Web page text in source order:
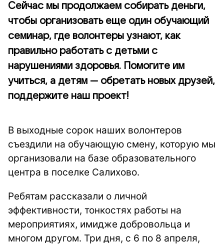
Сейчас мы продолжаем собирать деньги,
чтобы организовать еще один обучающий
семинар, где волонтеры узнают, как
правильно работать с детьми с
нарушениями здоровья. Помогите им
учиться, а детям — обретать новых друзей,
поддержите наш проект!
В выходные сорок наших волонтеров
съездили на обучающую смену, которую мы
организовали на базе образовательного
центра в поселке Салихово.
Ребятам рассказали о личной
эффективности, тонкостях работы на
мероприятиях, имидже добровольца и
многом другом. Три дня, с 6 по 8 апреля,